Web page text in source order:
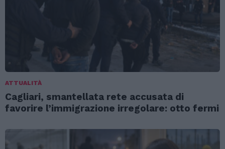
ATTUALITÀ
Cagliari, smantellata rete accusata di
favorire l’immigrazione irregolare: otto fermi